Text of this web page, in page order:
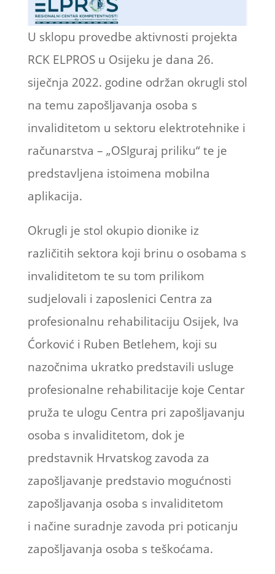
U sklopu provedbe aktivnosti projekta
RCK ELPROS u Osijeku je dana 26.
siječnja 2022. godine održan okrugli stol
na temu zapošljavanja osoba s
invaliditetom u sektoru elektrotehnike i
računarstva – „OSIguraj priliku“ te je
predstavljena istoimena mobilna
aplikacija.
Okrugli je stol okupio dionike iz
različitih sektora koji brinu o osobama s
invaliditetom te su tom prilikom
sudjelovali i zaposlenici Centra za
profesionalnu rehabilitaciju Osijek, Iva
Ćorković i Ruben Betlehem, koji su
nazočnima ukratko predstavili usluge
profesionalne rehabilitacije koje Centar
pruža te ulogu Centra pri zapošljavanju
osoba s invaliditetom, dok je
predstavnik Hrvatskog zavoda za
zapošljavanje predstavio mogućnosti
zapošljavanja osoba s invaliditetom
i načine suradnje zavoda pri poticanju
zapošljavanja osoba s teškoćama.